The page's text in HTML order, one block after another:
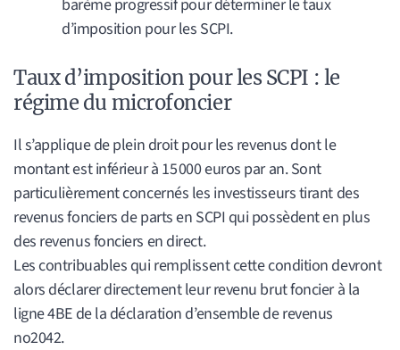
barème progressif pour déterminer le taux
d’imposition pour les SCPI.
Taux d’imposition pour les SCPI : le
régime du microfoncier
Il s’applique de plein droit pour les revenus dont le
montant est inférieur à 15 000 euros par an. Sont
particulièrement concernés les investisseurs tirant des
revenus fonciers de parts en SCPI qui possèdent en plus
des revenus fonciers en direct.
Les contribuables qui remplissent cette condition devront
alors déclarer directement leur revenu brut foncier à la
ligne 4BE de la déclaration d’ensemble de revenus
no2042.